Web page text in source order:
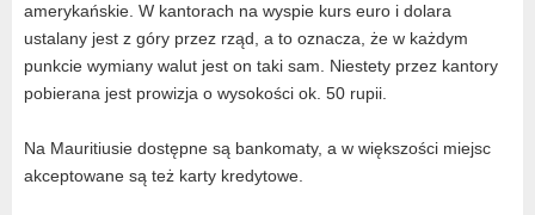
amerykańskie. W kantorach na wyspie kurs euro i dolara
ustalany jest z góry przez rząd, a to oznacza, że w każdym
punkcie wymiany walut jest on taki sam. Niestety przez kantory
pobierana jest prowizja o wysokości ok. 50 rupii.
Na Mauritiusie dostępne są bankomaty, a w większości miejsc
akceptowane są też karty kredytowe.